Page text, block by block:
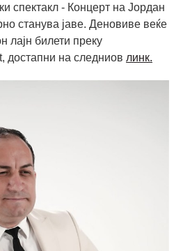
спектакл - Концерт на Јордан
станува јаве. Деновиве веќе
лајн билети преку
достапни на следниов линк.